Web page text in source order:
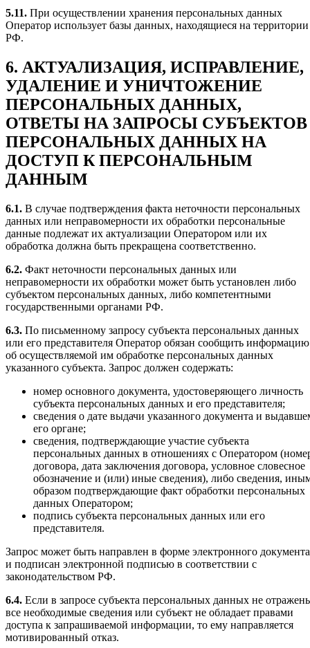
5.11. При осуществлении хранения персональных данных
Оператор использует базы данных, находящиеся на территории
РФ.
6. АКТУАЛИЗАЦИЯ, ИСПРАВЛЕНИЕ,
УДАЛЕНИЕ И УНИЧТОЖЕНИЕ
ПЕРСОНАЛЬНЫХ ДАННЫХ,
ОТВЕТЫ НА ЗАПРОСЫ СУБЪЕКТОВ
ПЕРСОНАЛЬНЫХ ДАННЫХ НА
ДОСТУП К ПЕРСОНАЛЬНЫМ
ДАННЫМ
6.1. В случае подтверждения факта неточности персональных
данных или неправомерности их обработки персональные
данные подлежат их актуализации Оператором или их
обработка должна быть прекращена соответственно.
6.2. Факт неточности персональных данных или
неправомерности их обработки может быть установлен либо
субъектом персональных данных, либо компетентными
государственными органами РФ.
6.3. По письменному запросу субъекта персональных данных
или его представителя Оператор обязан сообщить информацию
об осуществляемой им обработке персональных данных
указанного субъекта. Запрос должен содержать:
номер основного документа, удостоверяющего личность
субъекта персональных данных и его представителя;
сведения о дате выдачи указанного документа и
его органе;
сведения, подтверждающие участие субъекта
персональных данных в отношениях с Оператором
договора, дата заключения договора, условное словесное
обозначение и (или) иные сведения), либо сведения,
образом подтверждающие факт обработки персональных
данных Оператором;
подпись субъекта персональных данных или его
представителя.
Запрос может быть направлен в форме электронного документа
и подписан электронной подписью в соответствии с
законодательством РФ.
6.4. Если в запросе субъекта персональных данных не
все необходимые сведения или субъект не обладает правами
доступа к запрашиваемой информации, то ему направляется
мотивированный отказ.